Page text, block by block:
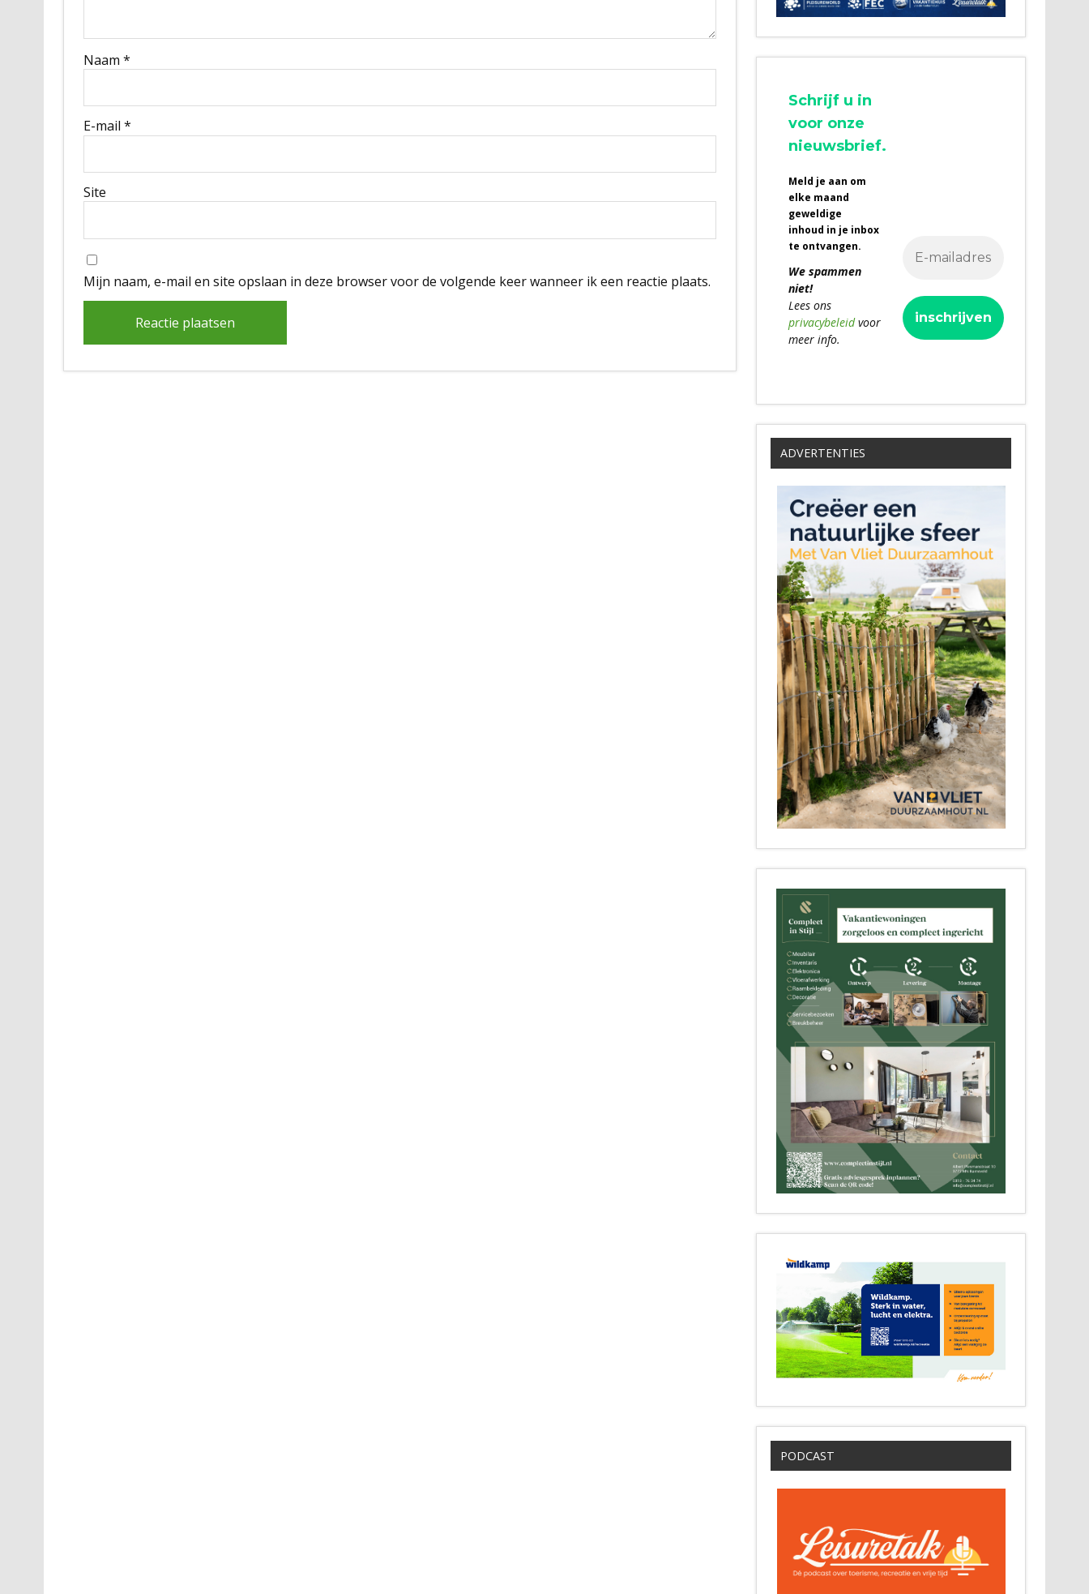
Naam *
E-mail *
Site
Mijn naam, e-mail en site opslaan in deze browser voor de volgende keer wanneer ik een reactie plaats.
Alternative:
Schrijf u in
voor onze
nieuwsbrief.
Meld je aan om
elke maand
geweldige
inhoud in je inbox
te ontvangen.
We spammen
niet!
Lees ons
privacybeleidvoor
meer info.
ADVERTENTIES
PODCAST